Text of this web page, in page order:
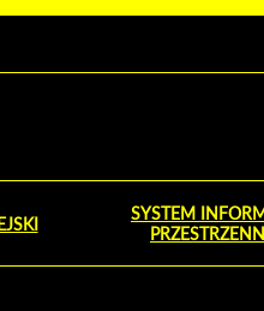
SYSTEM
ODNOŚNIK OTWORZY SIĘ